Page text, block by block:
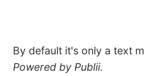
By default it's only a text
Powered by Publii.